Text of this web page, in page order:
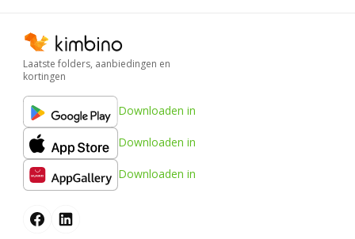
Laatste folders, aanbiedingen en
kortingen
Downloaden in
Downloaden in
Downloaden in